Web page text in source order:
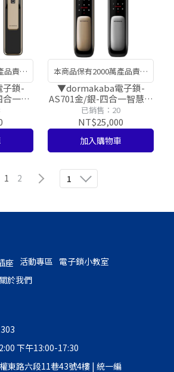
品責任
保障!​
鎖-
一智
灣總
本商品保有2000萬產品責任
險，讓您安裝使用有保障!​
▼dormakaba電子鎖-
AS701金/銀-四合一智慧推
拉式電子鎖【台灣總代理
公司貨】
已銷售：20
NT$25,000
加入購物車
1 2 1
座 活動專區 電子鎖小教室
關於我們
下午13:00-17:30
東路六段11巷43號4樓 | 統一編